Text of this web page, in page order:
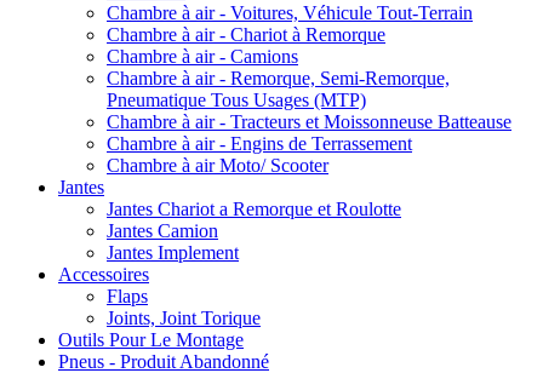
Chambre à air - Voitures, Véhicule Tout-Terrain
Chambre à air - Chariot à Remorque
Chambre à air - Camions
Chambre à air - Remorque, Semi-Remorque,
Pneumatique Tous Usages (MTP)
Chambre à air - Tracteurs et Moissonneuse Batteause
Chambre à air - Engins de Terrassement
Chambre à air Moto/ Scooter
Jantes
Jantes Chariot a Remorque et Roulotte
Jantes Camion
Jantes Implement
Accessoires
Flaps
Joints, Joint Torique
Outils Pour Le Montage
Pneus - Produit Abandonné